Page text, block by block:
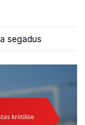
segadus